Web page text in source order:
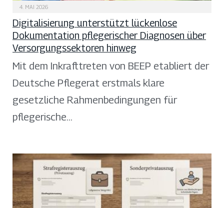
4. MAI 2026
Digitalisierung unterstützt lückenlose
Dokumentation pflegerischer Diagnosen über
Versorgungssektoren hinweg
Mit dem Inkrafttreten von BEEP etabliert der
Deutsche Pflegerat erstmals klare
gesetzliche Rahmenbedingungen für
pflegerische…